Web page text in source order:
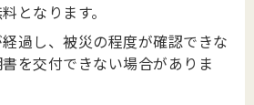
となります。
過し、被災の程度が確認できな
を交付できない場合がありま